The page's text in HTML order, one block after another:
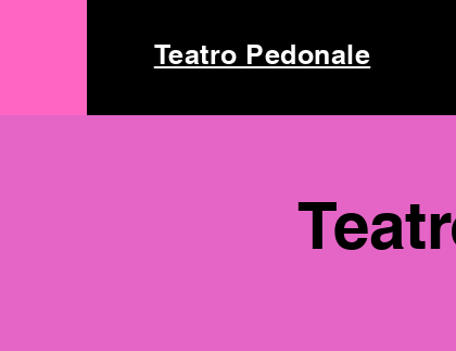
Teatro Pedonale